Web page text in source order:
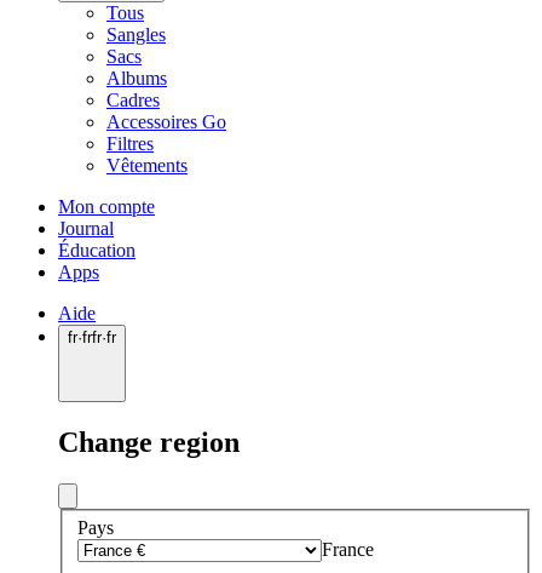
Tous
Sangles
Sacs
Albums
Cadres
Accessoires Go
Filtres
Vêtements
Mon compte
Journal
Éducation
Apps
Aide
fr·frfr·fr
Change region
Pays
France